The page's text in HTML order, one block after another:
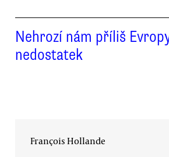
Nehrozí nám příliš
nedostatek
François Hollande